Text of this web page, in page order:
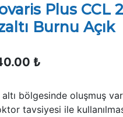
Plus CCL
Burnu Açık
₺
altı bölgesinde oluşmuş
tavsiyesi ile